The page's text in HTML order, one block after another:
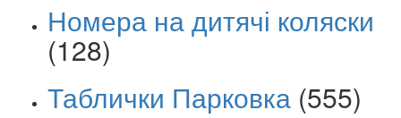
Номера на дитячі коляски
(128)
Таблички Парковка (555)